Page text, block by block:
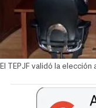
El TEPJF validó la